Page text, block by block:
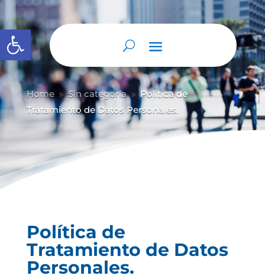
Abrir barra de herramientas
Home 9 Sin categoría 9 Política de
Tratamiento de Datos Personales.
Política de
Tratamiento de Datos
Personales.